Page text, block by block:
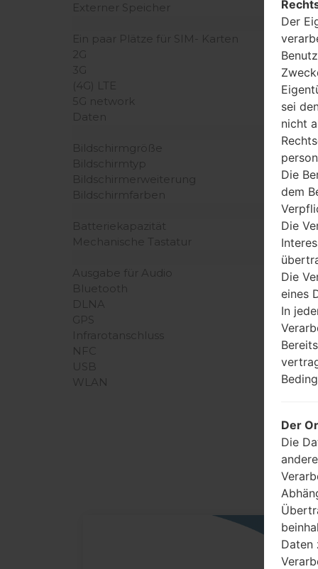
Externer Speicher
Ein paar Plätze für SIM- Karten
2G
3G
(4G) LTE
5G network
Daten
Bildschirmgröße
Bildschirmtyp
Bildschirmerweiterung
Bildschirmfarben
Batteriekapazität
Mechanische Tastatur
Ausgabe für Audio
Bluetooth
DLNA
GPS
Infrarotanschluss
NFC
USB
WLAN
06
MAI
Der
sei
nicht
Die
dem
Die
Die
eines
In
Der
Die
Daten